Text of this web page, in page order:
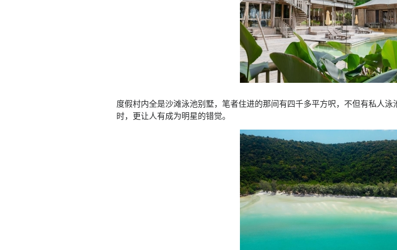
度假村内全是沙滩泳池别墅，笔者住进的那间有四千多平方呎，不但有私人
时，更让人有成为明星的错觉。